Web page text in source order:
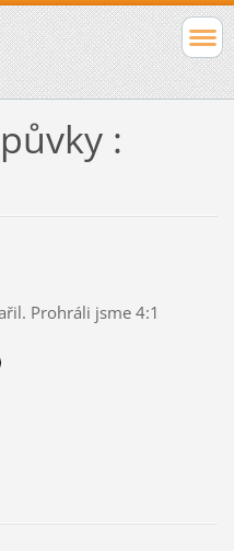
:
Prohráli jsme 4:1